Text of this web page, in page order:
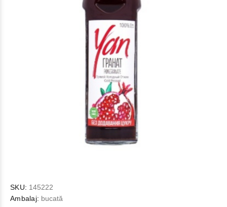
SKU: 145222
Ambalaj: bucată